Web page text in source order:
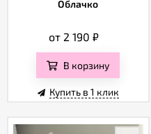
Облачко
от 2 190₽
В корзину
Купить в 1 клик